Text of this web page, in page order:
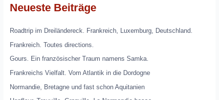
Neueste Beiträge
Roadtrip im Dreiländereck. Frankreich, Luxemburg, Deutschland.
Frankreich. Toutes directions.
Gours. Ein französischer Traum namens Samka.
Frankreichs Vielfalt. Vom Atlantik in die Dordogne
Normandie, Bretagne und fast schon Aquitanien